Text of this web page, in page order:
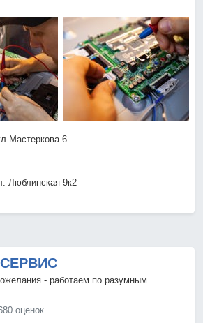
Мастеркова 6
Люблинская 9к2
- работаем по разумным
оценок